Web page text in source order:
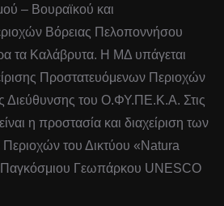
– Βουραϊκού και
Βόρειας Πελοποννήσου
τα Καλάβρυτα. Η ΜΔ υπάγεται
Προστατευόμενων Περιοχών
Διεύθυνσης του Ο.ΦΥ.ΠΕ.Κ.Α. Στις
η προστασία και διαχείριση των
του Δικτύου «Natura
Γεωπάρκου UNESCO